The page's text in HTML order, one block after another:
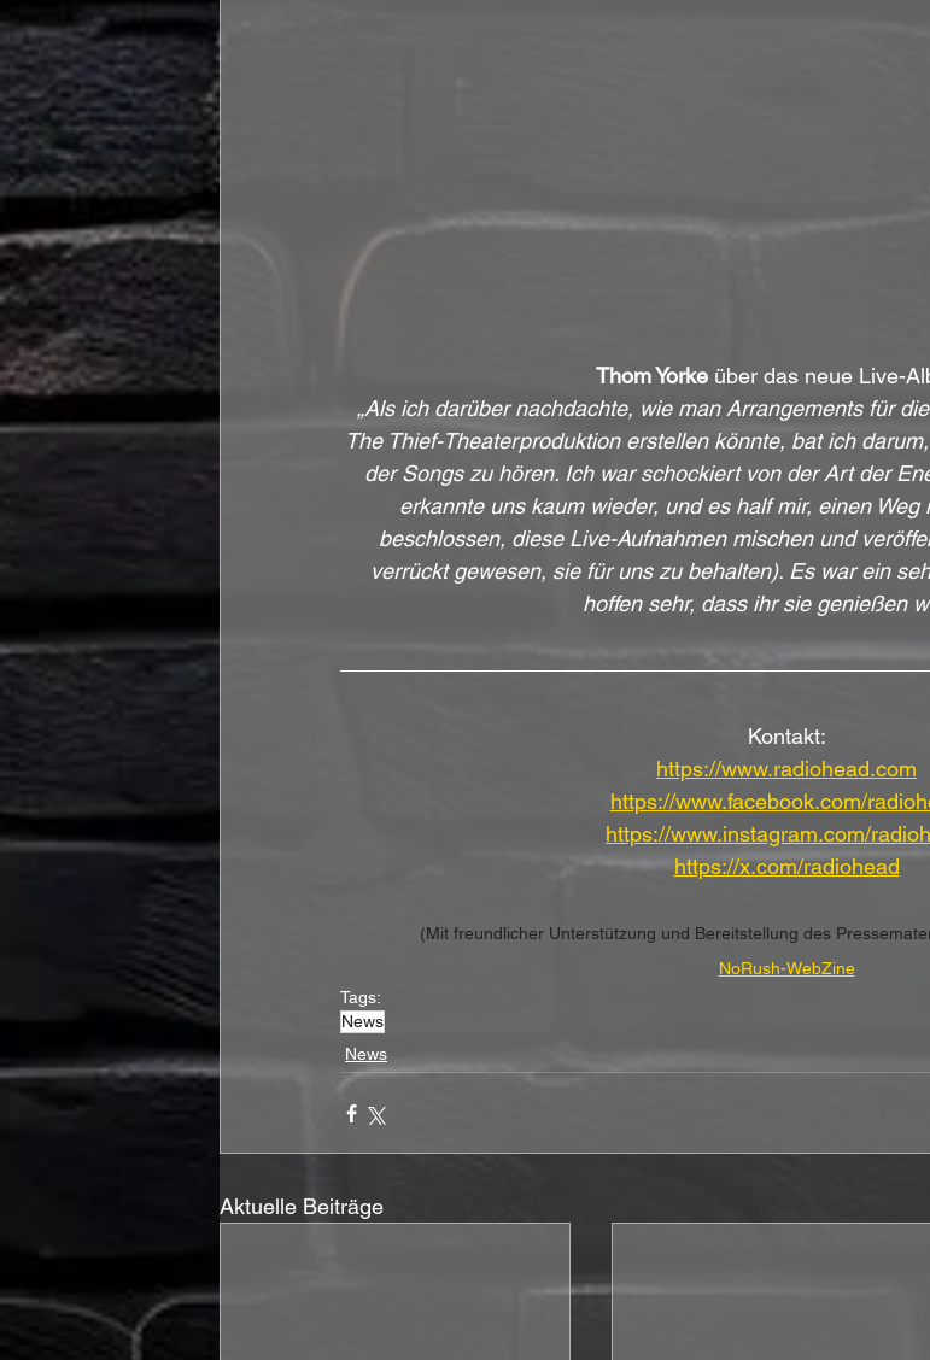
Thom Yorke über das neue Live-
„Als ich darüber nachdachte, wie man Arrangements für
The Thief-Theaterproduktion erstellen könnte, bat ich
der Songs zu hören. Ich war schockiert von der Art der
erkannte uns kaum wieder, und es half mir, einen
beschlossen, diese Live-Aufnahmen mischen und
verrückt gewesen, sie für uns zu behalten). Es war ein
hoffen sehr, dass ihr sie genießen
Kontakt:
https://www.radiohead.com
https://www.facebook.com/
https://www.instagram.com/
https://x.com/radiohead
(Mit freundlicher Unterstützung und Bereitstellung des
NoRush-WebZine
Tags:
News
News
Aktuelle Beiträge